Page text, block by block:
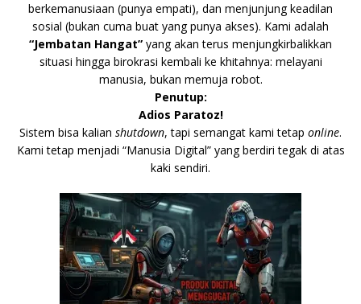
berkemanusiaan (punya empati), dan menjunjung keadilan
sosial (bukan cuma buat yang punya akses). Kami adalah
“Jembatan Hangat” yang akan terus menjungkirbalikkan
situasi hingga birokrasi kembali ke khitahnya: melayani
manusia, bukan memuja robot.
Penutup:
Adios Paratoz!
Sistem bisa kalian shutdown, tapi semangat kami tetap online.
Kami tetap menjadi “Manusia Digital” yang berdiri tegak di atas
kaki sendiri.